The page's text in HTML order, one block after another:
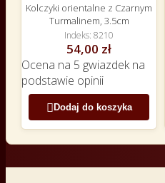
Kolczyki orientalne z Czarnym
Turmalinem, 3.5cm
Indeks 8210
54,00 zł
Ocena na 5 gwiazdek na
podstawie opinii
Dodaj do koszyka